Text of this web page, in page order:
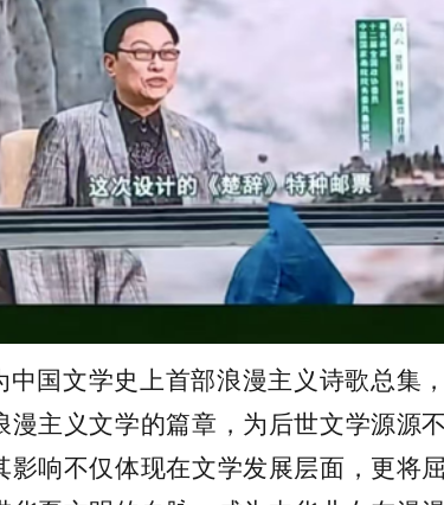
中国文学史上首部浪漫主义诗歌总集
漫主义文学的篇章，为后世文学源源
影响不仅体现在文学发展层面，更将